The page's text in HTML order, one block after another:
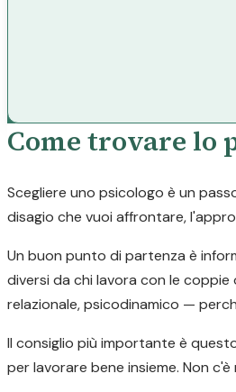
Come trovare lo
Scegliere uno psicologo è un
disagio che vuoi affrontare,
Un buon punto di partenza è
diversi da chi lavora con le
relazionale, psicodinamico —
Il consiglio più importante è
per lavorare bene insieme. Non